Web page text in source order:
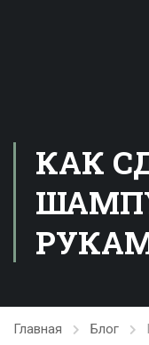
КАК
Главная Блог